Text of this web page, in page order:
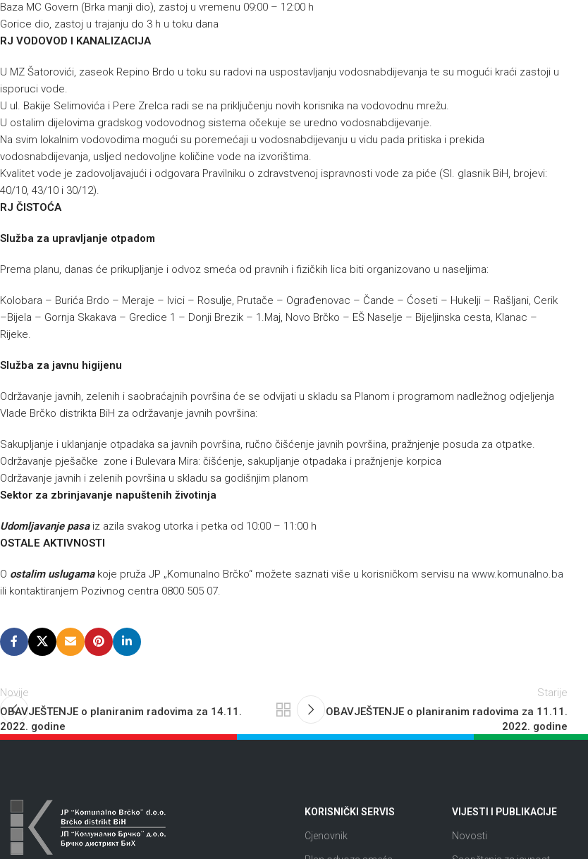
Baza MC Govern (Brka manji dio), zastoj u vremenu 09:00 – 12:00 h
Gorice dio, zastoj u trajanju do 3 h u toku dana
RJ VODOVOD I KANALIZACIJA
U MZ Šatorovići, zaseok Repino Brdo u toku su radovi na uspostavljanju vodosnabdijevanja te su mogući kraći zastoji u
isporuci vode.
U ul. Bakije Selimovića i Pere Zrelca radi se na priključenju novih korisnika na vodovodnu mrežu.
U ostalim dijelovima gradskog vodovodnog sistema očekuje se uredno vodosnabdijevanje.
Na svim lokalnim vodovodima mogući su poremećaji u vodosnabdijevanju u vidu pada pritiska i prekida
vodosnabdijevanja, usljed nedovoljne količine vode na izvorištima.
Kvalitet vode je zadovoljavajući i odgovara Pravilniku o zdravstvenoj ispravnosti vode za piće (Sl. glasnik BiH, brojevi:
40/10, 43/10 i 30/12).
RJ ČISTOĆA
Služba za upravljanje otpadom
Prema planu, danas će prikupljanje i odvoz smeća od pravnih i fizičkih lica biti organizovano u naseljima:
Kolobara – Burića Brdo – Meraje – Ivici – Rosulje, Prutače – Ograđenovac – Čande – Ćoseti – Hukelji – Rašljani, Cerik
–Bijela – Gornja Skakava – Gredice 1 – Donji Brezik – 1.Maj, Novo Brčko – EŠ Naselje – Bijeljinska cesta, Klanac –
Rijeke.
Služba za javnu higijenu
Održavanje javnih, zelenih i saobraćajnih površina će se odvijati u skladu sa Planom i programom nadležnog odjeljenja
Vlade Brčko distrikta BiH za održavanje javnih površina:
Sakupljanje i uklanjanje otpadaka sa javnih površina, ručno čišćenje javnih površina, pražnjenje posuda za otpatke.
Održavanje pješačke zone i Bulevara Mira: čišćenje, sakupljanje otpadaka i pražnjenje korpica
Održavanje javnih i zelenih površina u skladu sa godišnjim planom
Sektor za zbrinjavanje napuštenih životinja
Udomljavanje pasaiz azila svakog utorka i petka od 10:00 – 11:00 h
OSTALE AKTIVNOSTI
O ostalim uslugamakoje pruža JP „Komunalno Brčko“ možete saznati više u korisničkom servisu na www.komunalno.ba
ili kontaktiranjem Pozivnog centra 0800 505 07.
Novije
OBAVJEŠTENJE o planiranim radovima za 14.11.
2022. godine
Starije
OBAVJEŠTENJE o planiranim radovima za 11.11.
2022. godine
KORISNIČKI SERVIS
Cjenovnik
VIJESTI I PUBLIKACIJE
Novosti